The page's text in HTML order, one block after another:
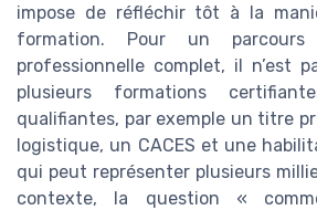
impose de réfléchir tôt à la
formation. Pour un parcours
professionnelle complet, il n’est
plusieurs formations
qualifiantes, par exemple un titre
logistique, un CACES et une
qui peut représenter plusieurs
contexte, la question «